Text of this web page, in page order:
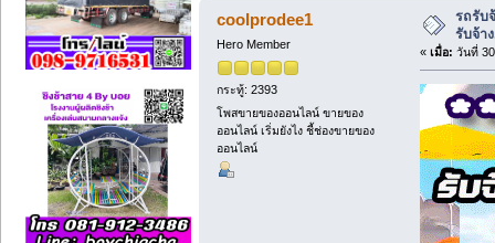
5129 ครั้ง)
coolprodee1
Hero Member
กระทู้: 2393
โพสขายของออนไลน์ ขายของ
ออนไลน์ เริ่มยังไง ชี้ช่องขายของ
ออนไลน์
รถรับ
รับจ้า
« เมื่อ: วันที่